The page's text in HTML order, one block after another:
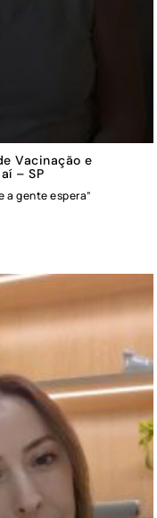
Vacinação e
– SP
a gente espera”